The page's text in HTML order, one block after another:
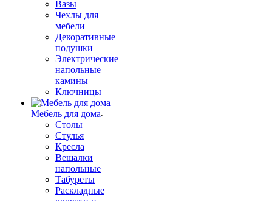
Вазы
Чехлы для
мебели
Декоративные
подушки
Электрические
напольные
камины
Ключницы
Мебель для дома
Столы
Стулья
Кресла
Вешалки
напольные
Табуреты
Раскладные